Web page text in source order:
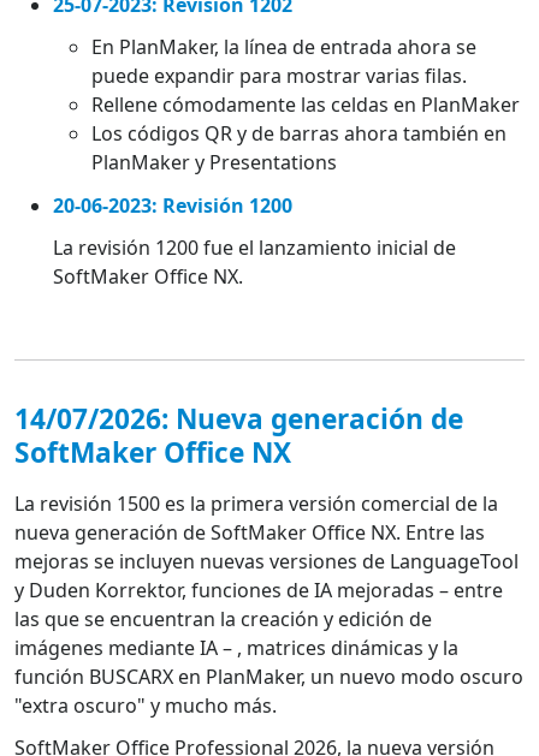
En PlanMaker, la línea de entrada ahora se
puede expandir para mostrar varias filas.
Rellene cómodamente las celdas en PlanMaker
Los códigos QR y de barras ahora también en
PlanMaker y Presentations
20-06-2023: Revisión 1200
La revisión 1200 fue el lanzamiento inicial de
SoftMaker Office NX.
14/07/2026: Nueva generación de
SoftMaker Office NX
La revisión 1500 es la primera versión comercial de la
nueva generación de SoftMaker Office NX. Entre las
mejoras se incluyen nuevas versiones de LanguageTool
y Duden Korrektor, funciones de IA mejoradas – entre
las que se encuentran la creación y edición de
imágenes mediante IA – , matrices dinámicas y la
función BUSCARX en PlanMaker, un nuevo modo oscuro
"extra oscuro" y mucho más.
SoftMaker Office Professional 2026, la nueva versión